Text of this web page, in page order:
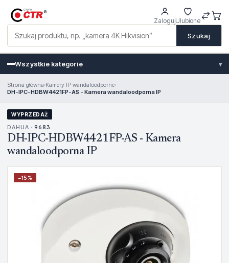
Szukaj
ZalogujUlubione
Wszystkie kategorie ▾
Strona główna›Kamery IP wandaloodporne›
DH-IPC-HDBW4421FP-AS - Kamera wandaloodporna IP
WYPRZEDAŻ
DAHUA · 9683
DH-IPC-HDBW4421FP-AS - Kamera
wandaloodporna IP
−15%